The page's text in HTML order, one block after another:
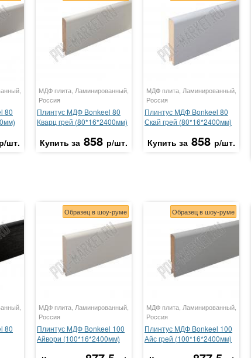
80
р/шт.
МДФ плита, Ламинированный,
Россия
Плинтус МДФ Bonkeel 80
Кварц грей (80*16*2400мм)
Купить за 858 р/шт.
МДФ плита, Ламинированный,
Россия
Плинтус МДФ Bonkeel 80
Скай грей (80*16*2400мм)
Купить за 858 р/шт.
80
Образец в шоу-руме
МДФ плита, Ламинированный,
Россия
Плинтус МДФ Bonkeel 100
Айвори (100*16*2400мм)
Образец в шоу-руме
МДФ плита, Ламинированный,
Россия
Плинтус МДФ Bonkeel 100
Айс грей (100*16*2400мм)